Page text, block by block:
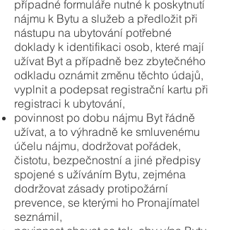
případné formuláře nutné k poskytnutí
nájmu k Bytu a služeb a předložit při
nástupu na ubytování potřebné
doklady k identifikaci osob, které mají
užívat Byt a případně bez zbytečného
odkladu oznámit změnu těchto údajů,
vyplnit a podepsat registrační kartu při
registraci k ubytování,
povinnost po dobu nájmu Byt řádně
užívat, a to výhradně ke smluvenému
účelu nájmu, dodržovat pořádek,
čistotu, bezpečnostní a jiné předpisy
spojené s užíváním Bytu, zejména
dodržovat zásady protipožární
prevence, se kterými ho Pronajímatel
seznámil,